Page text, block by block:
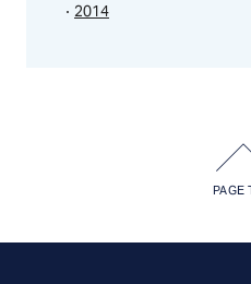
2014
PAGE